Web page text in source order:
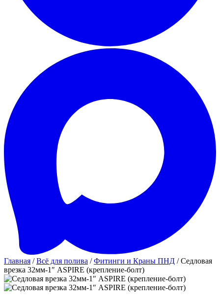
Главная /Всё для полива /Фитинги и Краны ПНД / Седловая
врезка 32мм-1″ ASPIRE (крепление-болт)